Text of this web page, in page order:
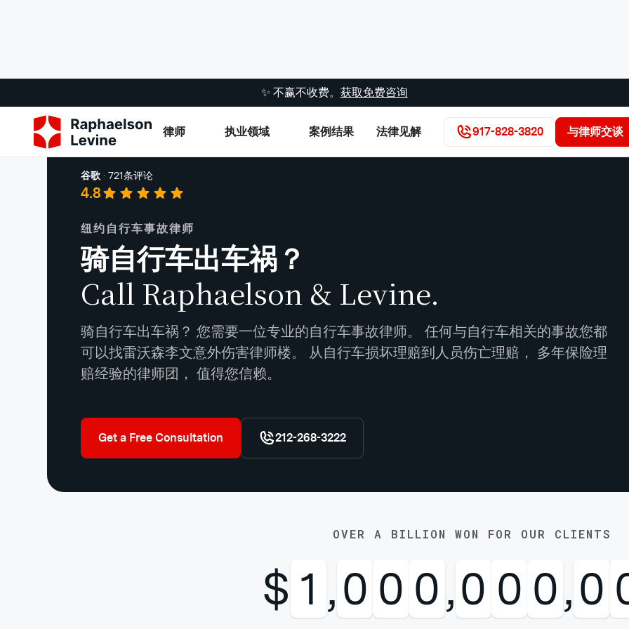
✨ 不赢不收费。 获取免费咨询
律师 执业领域 案例结果 法律见解 917-828-3820
与律师交谈
人身伤害
谷歌 · 721条评论
4.8
纽约自行车事故律师
骑自行车出车祸？
Call Raphaelson & Levine.
骑自行车出车祸？ 您需要一位专业的自行车事故律师。 任何与自行车相关的事故您都
可以找雷沃森李文意外伤害律师楼。 从自行车损坏理赔到人员伤亡理赔， 多年保险理
赔经验的律师团， 值得您信赖。
Get a Free Consultation 212-268-3222
OVER A BILLION WON FOR OUR CLIENTS
$ 1 ,0 0 0,0 0 0,0